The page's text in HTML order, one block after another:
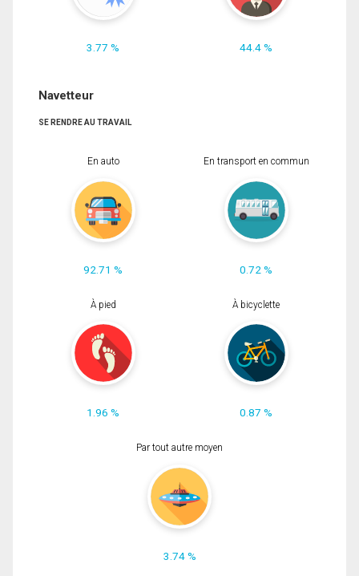
3.77 % 44.4 %
Navetteur
SE RENDRE AU TRAVAIL
En auto
92.71 %
En transport en commun
0.72 %
À pied
1.96 %
À bicyclette
0.87 %
Par tout autre moyen
3.74 %